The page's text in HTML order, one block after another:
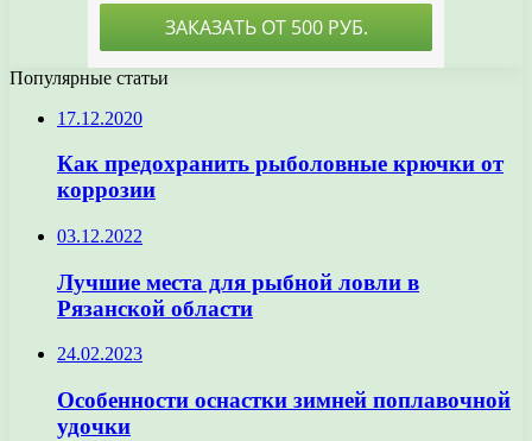
Популярные статьи
17.12.2020
Как предохранить рыболовные крючки от
коррозии
03.12.2022
Лучшие места для рыбной ловли в
Рязанской области
24.02.2023
Особенности оснастки зимней поплавочной
удочки